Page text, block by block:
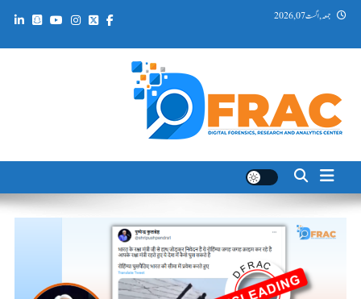
Skip جمعہ, اگست 07, 2026
DFRAC_ORG